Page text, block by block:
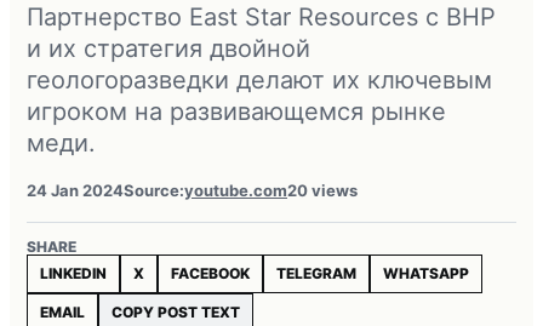
Партнерство East Star Resources с BHP
и их стратегия двойной
геологоразведки делают их ключевым
игроком на развивающемся рынке
меди.
24 Jan 2024Source:youtube.com20 views
SHARE
LINKEDIN
X FACEBOOK TELEGRAM WHATSAPP
EMAIL COPY POST TEXT